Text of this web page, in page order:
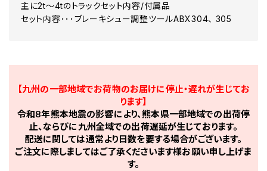
主に2t～4tのトラックセット内容/付属品
セット内容･･･ブレーキシュー調整ツールABX304、 305
【九州の一部地域でお荷物のお届けに停止・遅れが生じてお
ります】
令和8年熊本地震の影響により、熊本県一部地域での出荷停
止、ならびに九州全域での出荷遅延が生じております。
配送に関しては通常より日数を要する場合がございます。
ご注文に際しましてはご了承くださいます様お願い申し上げま
す。